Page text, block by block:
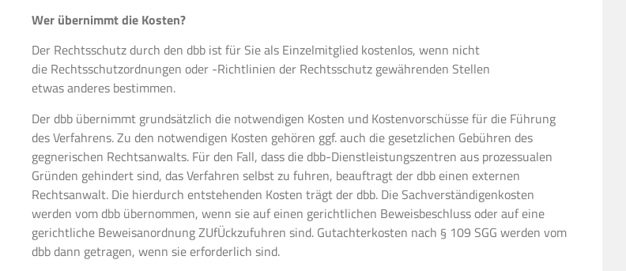
Wer übernimmt die Kosten?
Der Rechtsschutz durch den dbb ist für Sie als Einzelmitglied kostenlos, wenn nicht
die Rechtsschutzordnungen oder -Richtlinien der Rechtsschutz gewährenden Stellen
etwas anderes bestimmen.
Der dbb übernimmt grundsätzlich die notwendigen Kosten und Kostenvorschüsse für die Führung
des Verfahrens. Zu den notwendigen Kosten gehören ggf. auch die gesetzlichen Gebühren des
gegnerischen Rechtsanwalts. Für den Fall, dass die dbb-Dienstleistungszentren aus prozessualen
Gründen gehindert sind, das Verfahren selbst zu fuhren, beauftragt der dbb einen externen
Rechtsanwalt. Die hierdurch entstehenden Kosten trägt der dbb. Die Sachverständigenkosten
werden vom dbb übernommen, wenn sie auf einen gerichtlichen Beweisbeschluss oder auf eine
gerichtliche Beweisanordnung ZUfÜckzufuhren sind. Gutachterkosten nach § 109 SGG werden vom
dbb dann getragen, wenn sie erforderlich sind.